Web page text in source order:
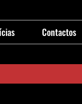
Contactos